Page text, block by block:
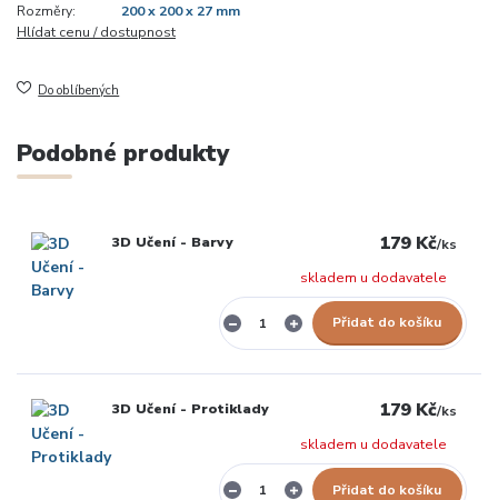
Rozměry:
200 x 200 x 27 mm
Hlídat cenu / dostupnost
Do oblíbených
Podobné produkty
3D Učení - Barvy 179 Kč/ks
skladem u dodavatele
Přidat do košíku
3D Učení - Protiklady 179 Kč/ks
skladem u dodavatele
Přidat do košíku